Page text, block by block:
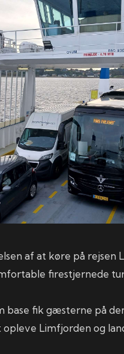
af at køre på rejsen
firestjernede
base fik gæsterne på
opleve Limfjorden og